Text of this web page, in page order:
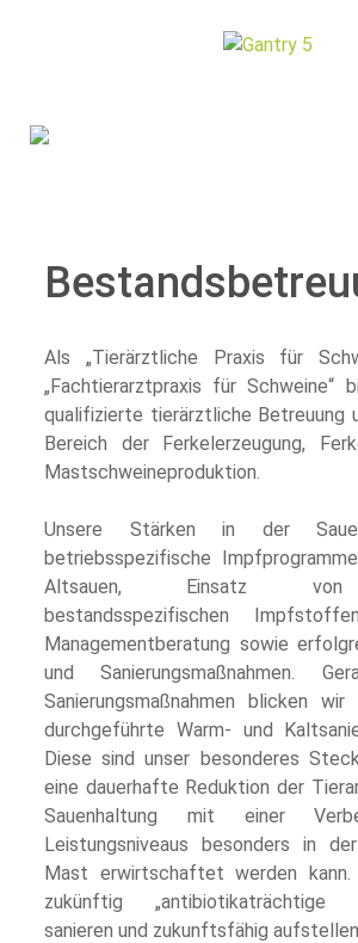
Als „Tierärztliche Praxis für
„Fachtierarztpraxis für Schweine“
qualifizierte tierärztliche Betreuung
Bereich der Ferkelerzeugung,
Mastschweineproduktion.
Unsere Stärken in der
betriebsspezifische
Altsauen, Einsatz von
bestandsspezifischen
Managementberatung sowie
und Sanierungsmaßnahmen.
Sanierungsmaßnahmen blicken
durchgeführte Warm- und
Diese sind unser besonderes
eine dauerhafte Reduktion der
Sauenhaltung mit einer
Leistungsniveaus besonders in
Mast erwirtschaftet werden
zukünftig „antibiotikaträchtige
sanieren und zukunftsfähig aufstellen.